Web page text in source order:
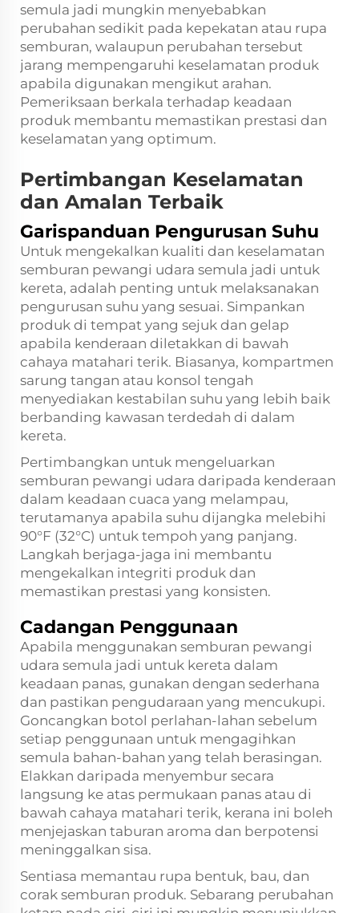
semula jadi mungkin menyebabkan
perubahan sedikit pada kepekatan atau rupa
semburan, walaupun perubahan tersebut
jarang mempengaruhi keselamatan produk
apabila digunakan mengikut arahan.
Pemeriksaan berkala terhadap keadaan
produk membantu memastikan prestasi dan
keselamatan yang optimum.
Pertimbangan Keselamatan
dan Amalan Terbaik
Garispanduan Pengurusan Suhu
Untuk mengekalkan kualiti dan keselamatan
semburan pewangi udara semula jadi untuk
kereta, adalah penting untuk melaksanakan
pengurusan suhu yang sesuai. Simpankan
produk di tempat yang sejuk dan gelap
apabila kenderaan diletakkan di bawah
cahaya matahari terik. Biasanya, kompartmen
sarung tangan atau konsol tengah
menyediakan kestabilan suhu yang lebih baik
berbanding kawasan terdedah di dalam
kereta.
Pertimbangkan untuk mengeluarkan
semburan pewangi udara daripada kenderaan
dalam keadaan cuaca yang melampau,
terutamanya apabila suhu dijangka melebihi
90°F (32°C) untuk tempoh yang panjang.
Langkah berjaga-jaga ini membantu
mengekalkan integriti produk dan
memastikan prestasi yang konsisten.
Cadangan Penggunaan
Apabila menggunakan semburan pewangi
udara semula jadi untuk kereta dalam
keadaan panas, gunakan dengan sederhana
dan pastikan pengudaraan yang mencukupi.
Goncangkan botol perlahan-lahan sebelum
setiap penggunaan untuk mengagihkan
semula bahan-bahan yang telah berasingan.
Elakkan daripada menyembur secara
langsung ke atas permukaan panas atau di
bawah cahaya matahari terik, kerana ini boleh
menjejaskan taburan aroma dan berpotensi
meninggalkan sisa.
Sentiasa memantau rupa bentuk, bau, dan
corak semburan produk. Sebarang perubahan